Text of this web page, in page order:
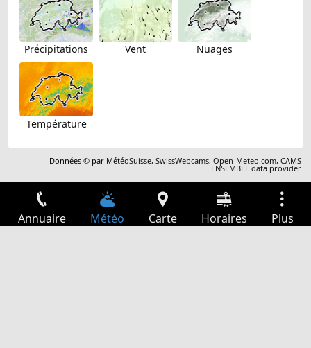
Précipitations Vent Nuages
Température
Données © par MétéoSuisse,SwissWebcams,Open-Meteo.com,CAMS
ENSEMBLE data provider
Annuaire Météo Carte Horaires Plus